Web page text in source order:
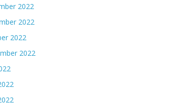
2022
2022
2022
2022